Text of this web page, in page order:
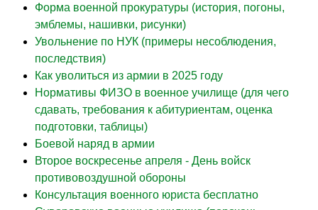
Форма военной прокуратуры (история, погоны,
эмблемы, нашивки, рисунки)
Увольнение по НУК (примеры несоблюдения,
последствия)
Как уволиться из армии в 2025 году
Нормативы ФИЗО в военное училище (для чего
сдавать, требования к абитуриентам, оценка
подготовки, таблицы)
Боевой наряд в армии
Второе воскресенье апреля - День войск
противовоздушной обороны
Консультация военного юриста бесплатно